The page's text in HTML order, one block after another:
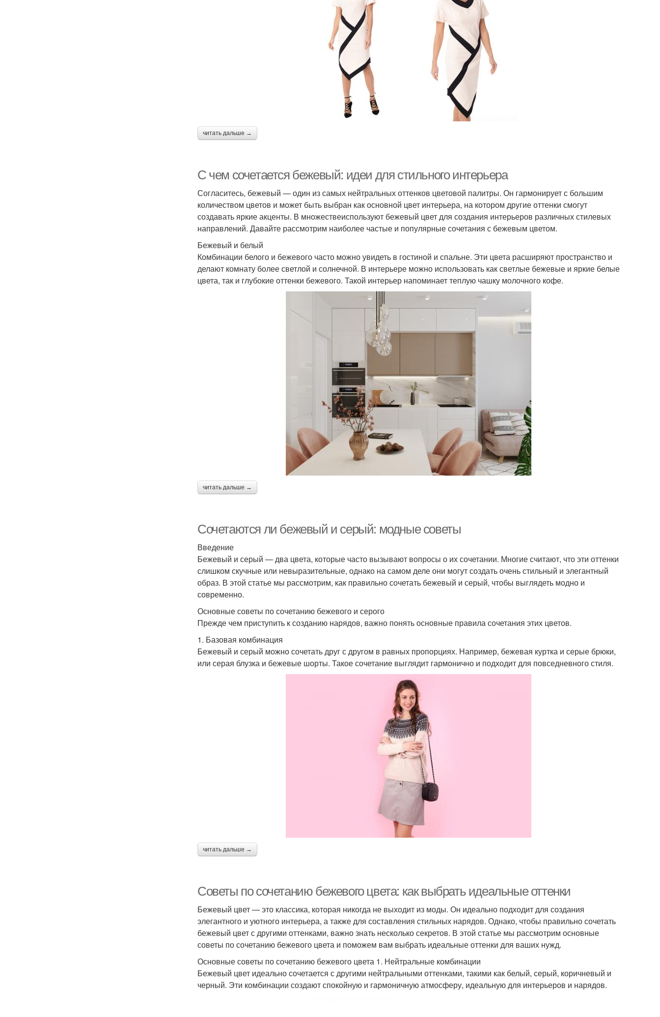
читать дальше →
С чем сочетается бежевый: идеи для стильного интерьера
Согласитесь, бежевый — один из самых нейтральных оттенков цветовой палитры. Он гармонирует с большим
количеством цветов и может быть выбран как основной цвет интерьера, на котором другие оттенки смогут
создавать яркие акценты. В множествеиспользуют бежевый цвет для создания интерьеров различных стилевых
направлений. Давайте рассмотрим наиболее частые и популярные сочетания с бежевым цветом.
Бежевый и белый
Комбинации белого и бежевого часто можно увидеть в гостиной и спальне. Эти цвета расширяют пространство и
делают комнату более светлой и солнечной. В интерьере можно использовать как светлые бежевые и яркие белые
цвета, так и глубокие оттенки бежевого. Такой интерьер напоминает теплую чашку молочного кофе.
читать дальше →
Сочетаются ли бежевый и серый: модные советы
Введение
Бежевый и серый — два цвета, которые часто вызывают вопросы о их сочетании. Многие считают, что эти оттенки
слишком скучные или невыразительные, однако на самом деле они могут создать очень стильный и элегантный
образ. В этой статье мы рассмотрим, как правильно сочетать бежевый и серый, чтобы выглядеть модно и
современно.
Основные советы по сочетанию бежевого и серого
Прежде чем приступить к созданию нарядов, важно понять основные правила сочетания этих цветов.
1. Базовая комбинация
Бежевый и серый можно сочетать друг с другом в равных пропорциях. Например, бежевая куртка и серые брюки,
или серая блузка и бежевые шорты. Такое сочетание выглядит гармонично и подходит для повседневного стиля.
читать дальше →
Советы по сочетанию бежевого цвета: как выбрать идеальные оттенки
Бежевый цвет — это классика, которая никогда не выходит из моды. Он идеально подходит для создания
элегантного и уютного интерьера, а также для составления стильных нарядов. Однако, чтобы правильно сочетать
бежевый цвет с другими оттенками, важно знать несколько секретов. В этой статье мы рассмотрим основные
советы по сочетанию бежевого цвета и поможем вам выбрать идеальные оттенки для ваших нужд.
Основные советы по сочетанию бежевого цвета 1. Нейтральные комбинации
Бежевый цвет идеально сочетается с другими нейтральными оттенками, такими как белый, серый, коричневый и
черный. Эти комбинации создают спокойную и гармоничную атмосферу, идеальную для интерьеров и нарядов.